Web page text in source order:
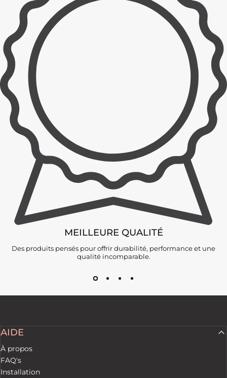
MEILLEURE QUALITÉ
Des produits pensés pour offrir durabilité, performance et une
qualité incomparable.
AIDE
À propos
FAQ's
Installation